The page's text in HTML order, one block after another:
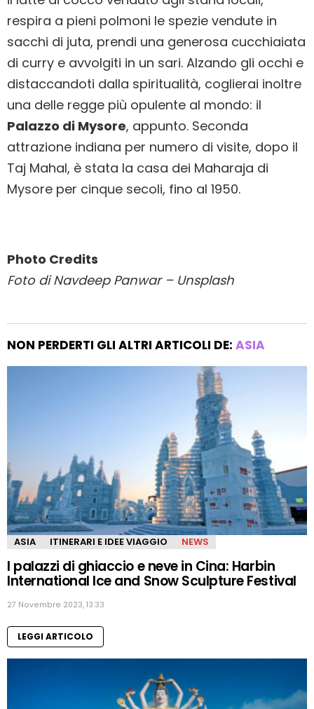
respira a pieni polmoni le spezie vendute in
sacchi di juta, prendi una generosa cucchiaiata
di curry e avvolgiti in un sari. Alzando gli occhi e
distaccandoti dalla spiritualità, coglierai inoltre
una delle regge più opulente al mondo: il
Palazzo di Mysore, appunto. Seconda
attrazione indiana per numero di visite, dopo il
Taj Mahal, è stata la casa dei Maharaja di
Mysore per cinque secoli, fino al 1950.
Photo Credits
Foto di Navdeep Panwar – Unsplash
NON PERDERTI GLI ALTRI ARTICOLI DE: ASIA
ASIA ITINERARI E IDEE VIAGGIO NEWS
I palazzi di ghiaccio e neve in Cina: Harbin
International Ice and Snow Sculpture Festival
27 Novembre 2023, 13:33
LEGGI ARTICOLO